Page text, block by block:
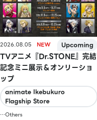
2026.08.05
TVアニメ『Dr.STONE』完結
記念ミニ展示＆オンリーショ
ップ
animate Ikebukuro
Flagship Store
…Others